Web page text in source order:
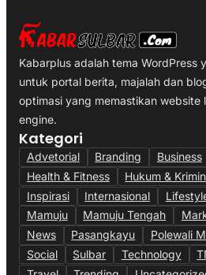
Kabarplus adalah tema WordPress
untuk portal berita, majalah dan
optimasi yang memastikan website
engine.
Kategori
Advetorial Branding Business
Health & Fitness
Hukum &
Inspirasi
Internasional
Mamuju
Mamuju Tengah
News
Pasangkayu Polewali
Social
Sulbar Technology